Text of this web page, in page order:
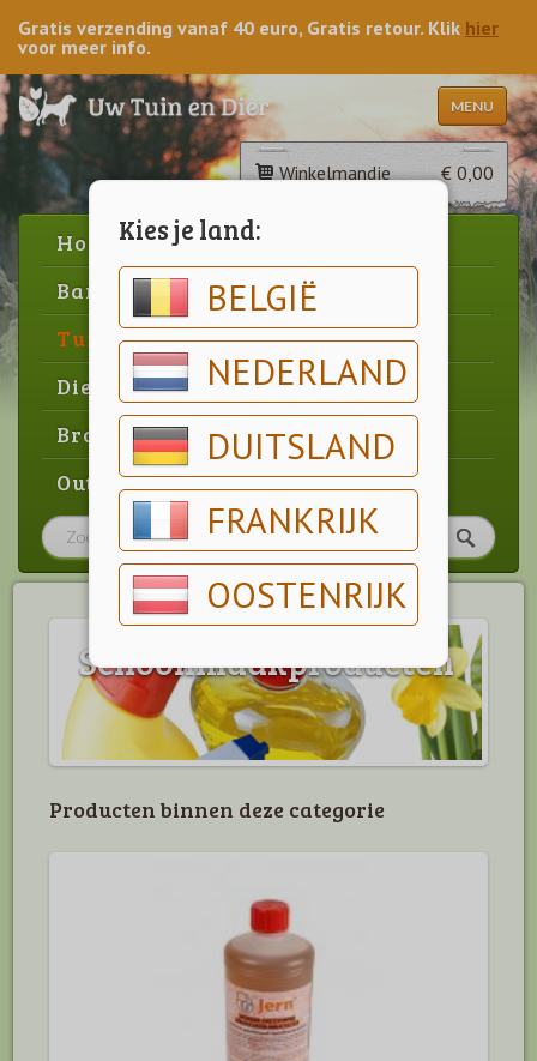
Kies je land:
BELGIË
NEDERLAND
DUITSLAND
FRANKRIJK
OOSTENRIJK
Gratis verzending vanaf 40 euro, Gratis retour. Klik hier
voor meer info.
MENU
Winkelmandje € 0,00
Home
Barbecue
Tuin
Dier
Brood & gebak
Outlet
Schoonmaakproducten
Producten binnen deze categorie